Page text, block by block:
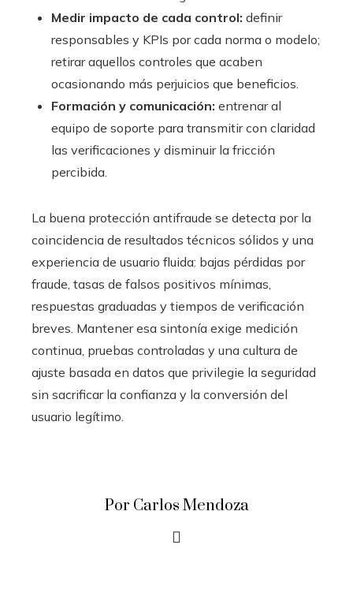
Medir impacto de cada control: definir
responsables y KPIs por cada norma o modelo;
retirar aquellos controles que acaben
ocasionando más perjuicios que beneficios.
Formación y comunicación: entrenar al
equipo de soporte para transmitir con claridad
las verificaciones y disminuir la fricción
percibida.
La buena protección antifraude se detecta por la
coincidencia de resultados técnicos sólidos y una
experiencia de usuario fluida: bajas pérdidas por
fraude, tasas de falsos positivos mínimas,
respuestas graduadas y tiempos de verificación
breves. Mantener esa sintonía exige medición
continua, pruebas controladas y una cultura de
ajuste basada en datos que privilegie la seguridad
sin sacrificar la confianza y la conversión del
usuario legítimo.
Por Carlos Mendoza